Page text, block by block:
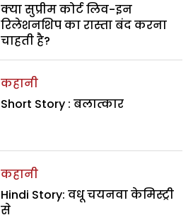
क्या सुप्रीम कोर्ट लिव-इन
रिलेशनशिप का रास्ता बंद करना
चाहती है?
कहानी
Short Story : बलात्कार
कहानी
Hindi Story: वधू चयनवा केमिस्ट्री
से